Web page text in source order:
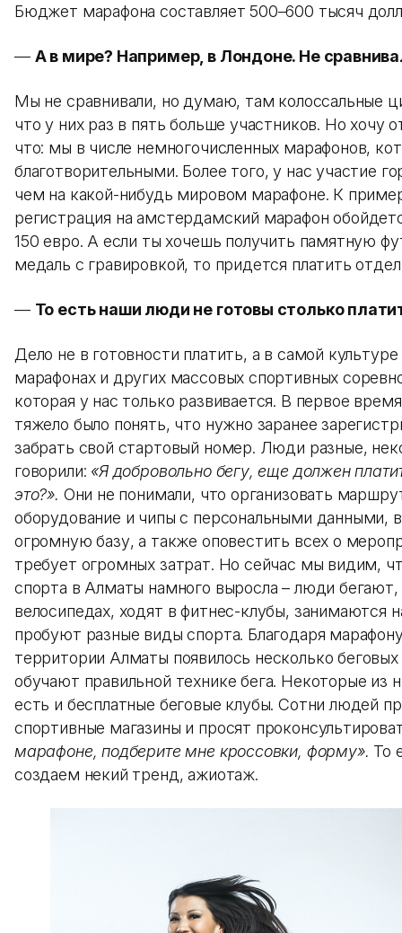
Бюджет марафона составляет 500–600 тысяч
— А в мире? Например, в Лондоне. Не
Мы не сравнивали, но думаю, там колоссальные
что у них раз в пять больше участников. Но хочу
что: мы в числе немногочисленных марафонов,
благотворительными. Более того, у нас участие
чем на какой-нибудь мировом марафоне. К
регистрация на амстердамский марафон
150 евро. А если ты хочешь получить памятную
медаль с гравировкой, то придется платить
— То есть наши люди не готовы столько
Дело не в готовности платить, а в самой культуре
марафонах и других массовых спортивных
которая у нас только развивается. В первое
тяжело было понять, что нужно заранее
забрать свой стартовый номер. Люди разные,
говорили: «Я добровольно бегу, еще должен
это?». Они не понимали, что организовать
оборудование и чипы с персональными данными,
огромную базу, а также оповестить всех о
требует огромных затрат. Но сейчас мы видим,
спорта в Алматы намного выросла – люди бегают,
велосипедах, ходят в фитнес-клубы, занимаются
пробуют разные виды спорта. Благодаря
территории Алматы появилось несколько
обучают правильной технике бега. Некоторые из
есть и бесплатные беговые клубы. Сотни людей
спортивные магазины и просят
марафоне, подберите мне кроссовки, форму». То
создаем некий тренд, ажиотаж.